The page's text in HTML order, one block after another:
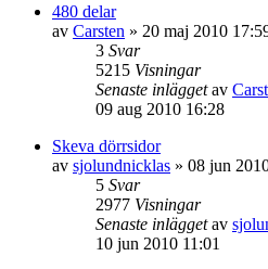
480 delar
av Carsten » 20 maj 2010
3 Svar
5215 Visningar
Senaste inläggetav
09 aug 2010 16:28
Skeva dörrsidor
av sjolundnicklas » 08 jun
5 Svar
2977 Visningar
Senaste inläggetav
10 jun 2010 11:01